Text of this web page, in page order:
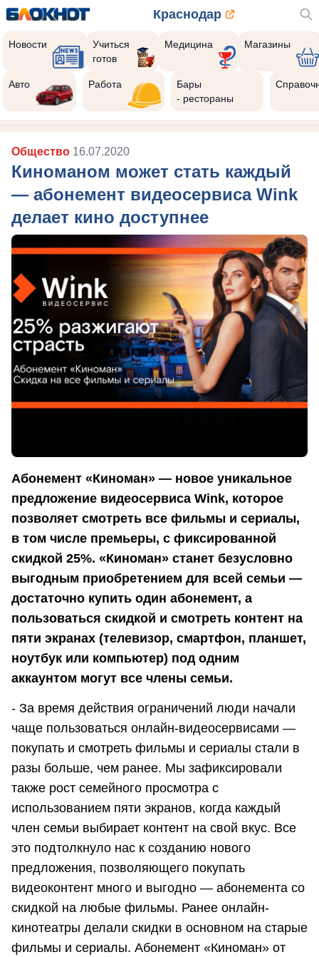
Краснодар
Новости
Учиться
готов
Медицина Магазины
Авто Работа
Бары
- рестораны
Общество 16.07.2020
Киноманом может стать каждый
— абонемент видеосервиса Wink
делает кино доступнее
Абонемент «Киноман» — новое уникальное
предложение видеосервиса Wink, которое
позволяет смотреть все фильмы и сериалы,
в том числе премьеры, с фиксированной
скидкой 25%. «Киноман» станет безусловно
выгодным приобретением для всей семьи —
достаточно купить один абонемент, а
пользоваться скидкой и смотреть контент на
пяти экранах (телевизор, смартфон, планшет,
ноутбук или компьютер) под одним
аккаунтом могут все члены семьи.
- За время действия ограничений люди начали
чаще пользоваться онлайн-видеосервисами —
покупать и смотреть фильмы и сериалы стали в
разы больше, чем ранее. Мы зафиксировали
также рост семейного просмотра с
использованием пяти экранов, когда каждый
член семьи выбирает контент на свой вкус. Все
это подтолкнуло нас к созданию нового
предложения, позволяющего покупать
видеоконтент много и выгодно — абонемента со
скидкой на любые фильмы. Ранее онлайн-
кинотеатры делали скидки в основном на старые
фильмы и сериалы. Абонемент «Киноман» от